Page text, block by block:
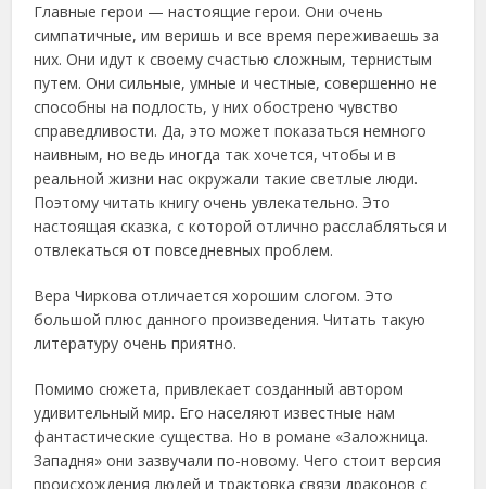
Главные герои — настоящие герои. Они очень
симпатичные, им веришь и все время переживаешь за
них. Они идут к своему счастью сложным, тернистым
путем. Они сильные, умные и честные, совершенно не
способны на подлость, у них обострено чувство
справедливости. Да, это может показаться немного
наивным, но ведь иногда так хочется, чтобы и в
реальной жизни нас окружали такие светлые люди.
Поэтому читать книгу очень увлекательно. Это
настоящая сказка, с которой отлично расслабляться и
отвлекаться от повседневных проблем.
Вера Чиркова отличается хорошим слогом. Это
большой плюс данного произведения. Читать такую
литературу очень приятно.
Помимо сюжета, привлекает созданный автором
удивительный мир. Его населяют известные нам
фантастические существа. Но в романе «Заложница.
Западня» они зазвучали по-новому. Чего стоит версия
происхождения людей и трактовка связи драконов с